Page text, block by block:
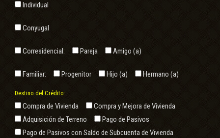
Individual
Conyugal
Corresidencial: Pareja Amigo (a)
Familiar: Progenitor Hijo (a) Hermano (a)
Destino del Crédito:
Compra de Vivienda
Compra y Mejora de Vivienda
Adquisición de Terreno
Pago de Pasivos
Pago de Pasivos con Saldo de Subcuenta de Vivienda